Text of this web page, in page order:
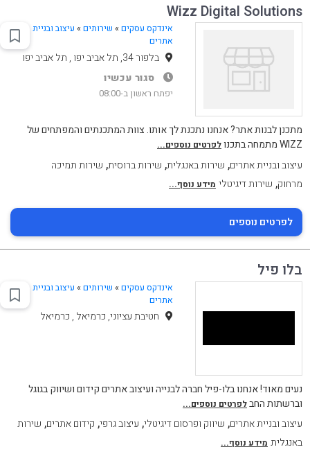
Wizz Digital Solutions
אינדקס עסקים » שירותים» עיצוב ובניית
אתרים
בלפור 34, תל אביב יפו , תל אביב יפו
סגור עכשיו
יפתח ראשון ב-08:00
מתכנן לבנות אתר? אנחנו נתכנת לך אותו. צוות המתכנתים והמפתחים של
WIZZ מתמחה בתכנו
לפרטים נוספים...
עיצוב ובניית אתרים, שירות באנגלית, שירות ברוסית, שירות תמיכה
מרחוק, שירות דיגיטלי מידע נוסף...
לפרטים נוספים
בלו פיל
אינדקס עסקים » שירותים» עיצוב ובניית
אתרים
חטיבת עציוני, כרמיאל , כרמיאל
נעים מאוד! אנחנו בלו-פיל חברה לבנייה ועיצוב אתרים קידום ושיווק בגוגל
וברשתות החבלפרטים נוספים...
עיצוב ובניית אתרים, שיווק ופרסום דיגיטלי, עיצוב גרפי, קידום אתרים, שירות
באנגלית מידע נוסף...